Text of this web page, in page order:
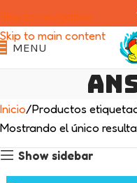
Skip to navigation
Skip to main content
MENU
Inicio Productos
Mostrando el único
Show sidebar